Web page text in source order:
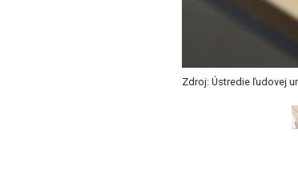
Zdroj: Ústredie ľudovej